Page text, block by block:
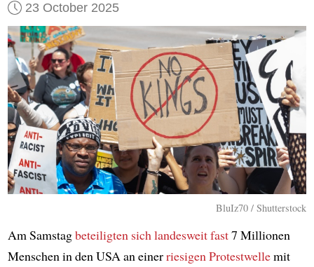
23 October 2025
BluIz70 / Shutterstock
Am Samstagbeteiligten sich landesweitfast7 Millionen
Menschen in den USA an einerriesigen Protestwellemit